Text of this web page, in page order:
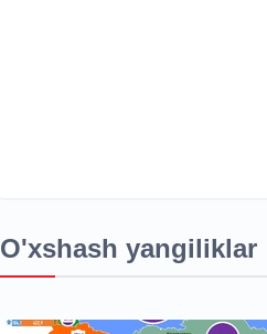
O'xshash yangiliklar